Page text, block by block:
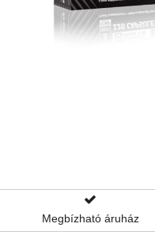
Megbízható áruház